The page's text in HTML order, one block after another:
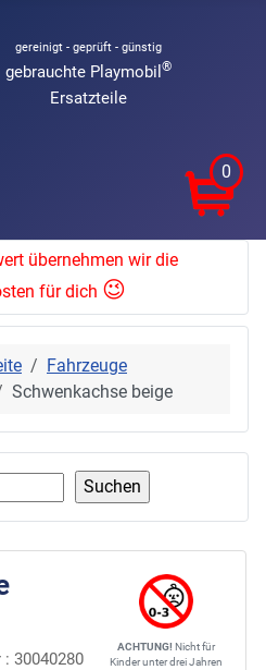
gereinigt - geprüft - günstig
gebrauchte Playmobil®
Ersatzteile
0
übernehmen wir die
für dich 😉
Fahrzeuge
Schwenkachse beige
30040280
ACHTUNG! Nicht für
Kinder unter drei Jahren